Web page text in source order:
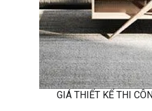
GIÁ THIẾT KẾ THI